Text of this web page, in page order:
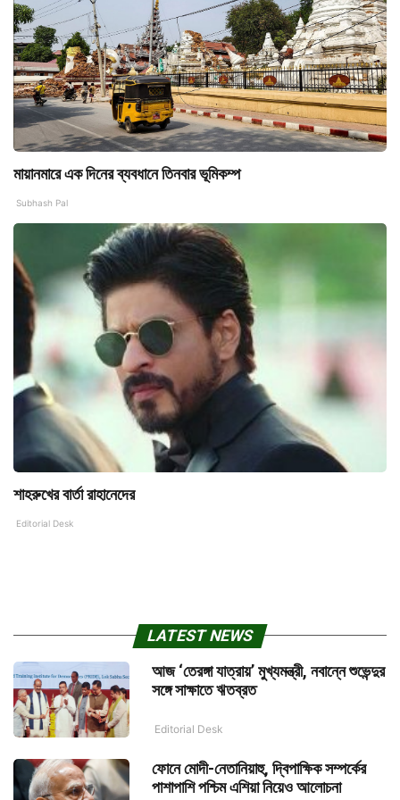
মায়ানমারে এক দিনের ব্যবধানে তিনবার ভূমিকম্প
Subhash Pal
শাহরুখের বার্তা রাহানেদের
Editorial Desk
LATEST NEWS
আজ ‘তেরঙ্গা যাত্রায়’ মুখ্যমন্ত্রী, নবান্নে শুভেন্দুর
সঙ্গে সাক্ষাতে ঋতব্রত
Editorial Desk
ফোনে মোদী-নেতানিয়াহু, দ্বিপাক্ষিক সম্পর্কের
পাশাপাশি পশ্চিম এশিয়া নিয়েও আলোচনা